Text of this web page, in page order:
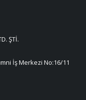
ŞTİ.
İş Merkezi No:16/11